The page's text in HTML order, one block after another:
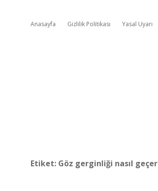
Anasayfa Gizlilik Politikası Yasal Uyarı
Etiket: Göz gerginliği nasıl geçer